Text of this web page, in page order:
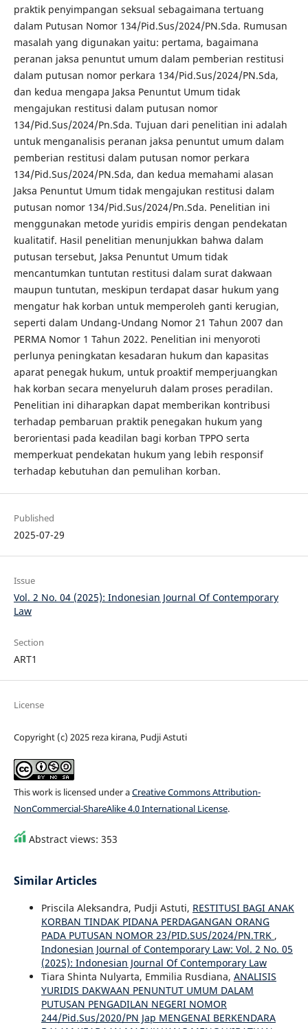
praktik penyimpangan seksual sebagaimana tertuang
dalam Putusan Nomor 134/Pid.Sus/2024/PN.Sda. Rumusan
masalah yang digunakan yaitu: pertama, bagaimana
peranan jaksa penuntut umum dalam pemberian restitusi
dalam putusan nomor perkara 134/Pid.Sus/2024/PN.Sda,
dan kedua mengapa Jaksa Penuntut Umum tidak
mengajukan restitusi dalam putusan nomor
134/Pid.Sus/2024/Pn.Sda. Tujuan dari penelitian ini adalah
untuk menganalisis peranan jaksa penuntut umum dalam
pemberian restitusi dalam putusan nomor perkara
134/Pid.Sus/2024/PN.Sda, dan kedua memahami alasan
Jaksa Penuntut Umum tidak mengajukan restitusi dalam
putusan nomor 134/Pid.Sus/2024/Pn.Sda. Penelitian ini
menggunakan metode yuridis empiris dengan pendekatan
kualitatif. Hasil penelitian menunjukkan bahwa dalam
putusan tersebut, Jaksa Penuntut Umum tidak
mencantumkan tuntutan restitusi dalam surat dakwaan
maupun tuntutan, meskipun terdapat dasar hukum yang
mengatur hak korban untuk memperoleh ganti kerugian,
seperti dalam Undang-Undang Nomor 21 Tahun 2007 dan
PERMA Nomor 1 Tahun 2022. Penelitian ini menyoroti
perlunya peningkatan kesadaran hukum dan kapasitas
aparat penegak hukum, untuk proaktif memperjuangkan
hak korban secara menyeluruh dalam proses peradilan.
Penelitian ini diharapkan dapat memberikan kontribusi
terhadap pembaruan praktik penegakan hukum yang
berorientasi pada keadilan bagi korban TPPO serta
memperkuat pendekatan hukum yang lebih responsif
terhadap kebutuhan dan pemulihan korban.
Published
2025-07-29
Issue
Vol. 2 No. 04 (2025): Indonesian Journal Of Contemporary
Law
Section
ART1
License
Copyright (c) 2025 reza kirana, Pudji Astuti
This work is licensed under aCreative Commons Attribution-
NonCommercial-ShareAlike 4.0 International License.
Abstract views: 353
Similar Articles
Priscila Aleksandra, Pudji Astuti, RESTITUSI BAGI ANAK
KORBAN TINDAK PIDANA PERDAGANGAN ORANG
PADA PUTUSAN NOMOR 23/PID.SUS/2024/PN.TRK ,
Indonesian Journal of Contemporary Law: Vol. 2 No. 05
(2025): Indonesian Journal Of Contemporary Law
Tiara Shinta Nulyarta, Emmilia Rusdiana, ANALISIS
YURIDIS DAKWAAN PENUNTUT UMUM DALAM
PUTUSAN PENGADILAN NEGERI NOMOR
244/Pid.Sus/2020/PN Jap MENGENAI BERKENDARA